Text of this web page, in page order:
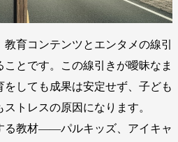
育コンテンツとエンタメの線引
とです。この線引きが曖昧なま
をしても成果は安定せず、子ども
トレスの原因になります。
る教材――パルキッズ、アイキャ